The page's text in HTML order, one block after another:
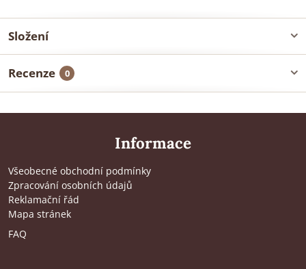
Složení
Recenze 0
Informace
Všeobecné obchodní podmínky
Zpracování osobních údajů
Reklamační řád
Mapa stránek
FAQ